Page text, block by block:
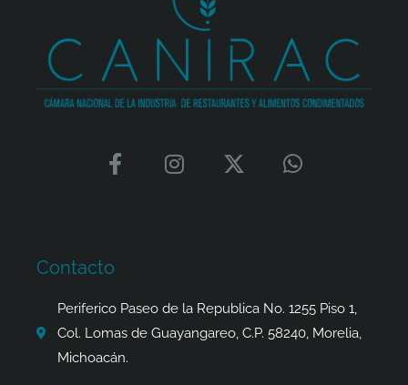
F
a
o
k
-
f
I
n
a
m
X
-
e
r
W
h
p
Contacto
Periferico Paseo de la Republica No. 1255 Piso 1,
Col. Lomas de Guayangareo, C.P. 58240, Morelia,
Michoacán.